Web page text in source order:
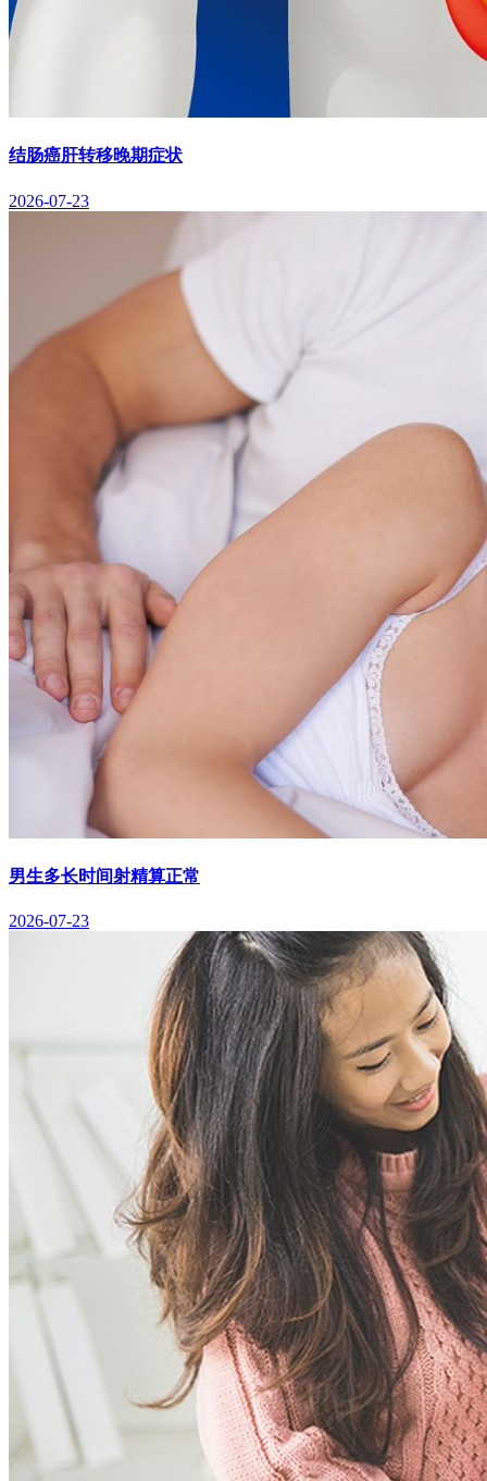
结肠癌肝转移晚期症状
2026-07-23
男生多长时间射精算正常
2026-07-23